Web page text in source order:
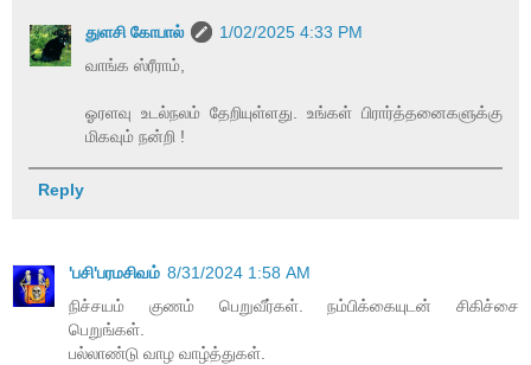
துளசி கோபால்
1/02/2025 4:33 PM
வாங்க ஸ்ரீராம்,
ஓரளவு உடல்நலம் தேறியுள்ளது. உங்கள் பிரார்த்தனைகளுக்கு
மிகவும் நன்றி !
Reply
'பசி'பரமசிவம் 8/31/2024 1:58 AM
நிச்சயம் குணம் பெறுவீர்கள். நம்பிக்கையுடன் சிகிச்சை
பெறுங்கள்.
பல்லாண்டு வாழ வாழ்த்துகள்.